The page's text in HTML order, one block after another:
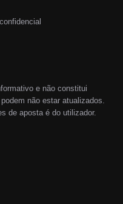
e não constitui
não estar atualizados.
de aposta é do utilizador.